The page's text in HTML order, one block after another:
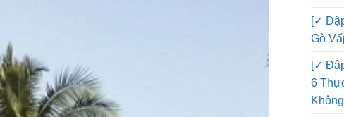
[✓
Hóc
[✓
Gò
[✓